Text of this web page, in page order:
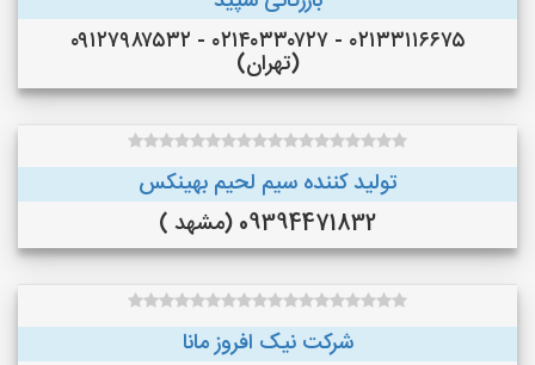
۰۲۱۳۳۱۱۶۶۷۵ - ۰۲۱۴۰۳۳۰۷۲۷ - ۰۹۱۲۷۹۸۷۵۳۲
(تهران)
تولید کننده سیم لحیم بهینکس
09394471832 (مشهد )
شرکت نیک افروز مانا